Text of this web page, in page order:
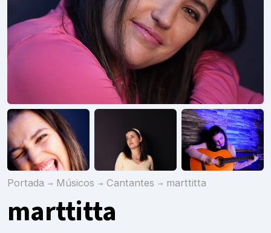
Portada Músicos Cantantes marttitta
marttitta